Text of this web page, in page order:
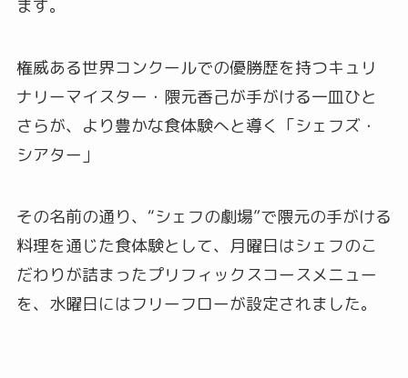
ます。
権威ある世界コンクールでの優勝歴を持つキュリ
ナリーマイスター・隈元香己が手がける一皿ひと
さらが、より豊かな食体験へと導く「シェフズ・
シアター」
その名前の通り、“シェフの劇場”で隈元の手がける
料理を通じた食体験として、月曜日はシェフのこ
だわりが詰まったプリフィックスコースメニュー
を、水曜日にはフリーフローが設定されました。